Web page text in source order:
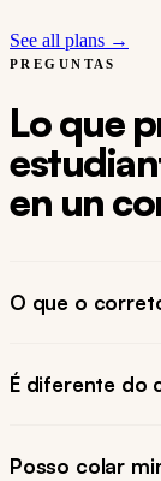
See all plans →
PREGUNTAS
Lo que
en un
O que o
É diferente do
Posso colar